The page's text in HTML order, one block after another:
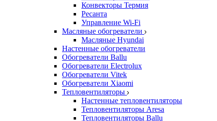
Конвекторы Термия
Ресанта
Управление Wi-Fi
Масляные обогреватели
Масляные Hyundai
Настенные обогреватели
Обогреватели Ballu
Обогреватели Electrolux
Обогреватели Vitek
Обогреватели Xiaomi
Тепловентиляторы
Настенные тепловентиляторы
Тепловентиляторы Aresa
Тепловентиляторы Ballu